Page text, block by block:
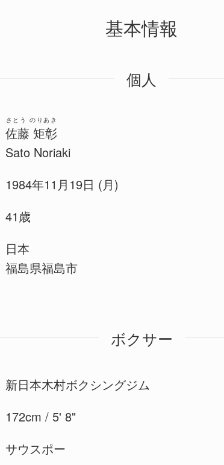
基本情報
個人
佐藤 矩彰
さとう のりあき
Sato Noriaki
1984年11月19日 (月)
41歳
日本
福島県福島市
ボクサー
新日本木村ボクシングジム
172cm / 5' 8"
サウスポー